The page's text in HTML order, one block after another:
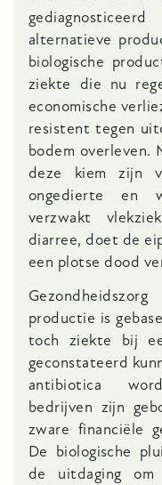
alternatieve
biologische
ziekte die nu
economische
resistent tegen
bodem overleven.
deze kiem zijn
ongedierte en
verzwakt
diarree, doet de
een plotse dood
productie is
toch ziekte bij
geconstateerd
antibiotica
bedrijven zijn
zware financiële
De biologische
de uitdaging